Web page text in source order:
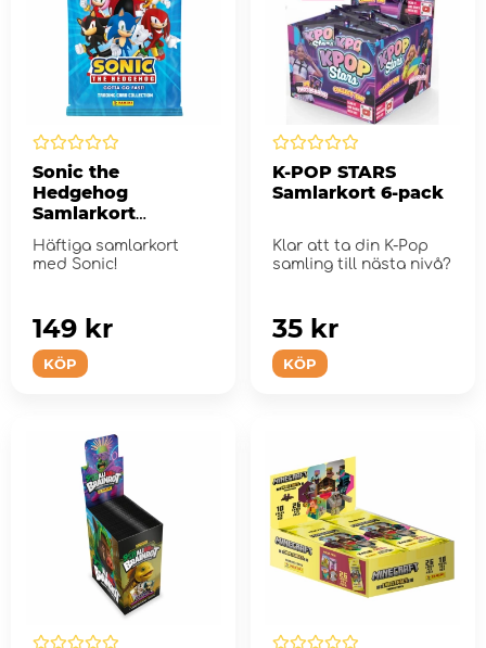
Sonic the
Hedgehog
Samlarkort
Häftiga samlarkort
med Sonic!
KÖP
149 kr
K-POP STARS
Samlarkort 6-pack
Klar att ta din K-Pop
samling till nästa nivå?
KÖP
35 kr